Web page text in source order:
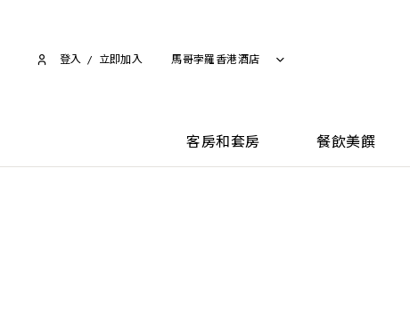
登入 / 立即加入​ 馬哥孛羅香港酒店
客房和套房 餐飲美饌